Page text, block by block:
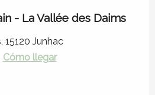
- La Vallée des Daims
15120 Junhac
Cómo llegar